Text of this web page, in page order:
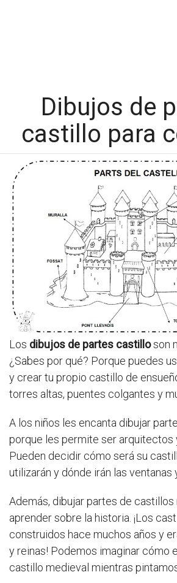
Dibujos de
castillo para
Los dibujos de partes castilloson
¿Sabes por qué? Porque puedes
y crear tu propio castillo de
torres altas, puentes colgantes y
A los niños les encanta dibujar
porque les permite ser arquitectos
Pueden decidir cómo será su
utilizarán y dónde irán las ventanas
Además, dibujar partes de
aprender sobre la historia. ¡Los
construidos hace muchos años y
y reinas! Podemos imaginar cómo
castillo medieval mientras